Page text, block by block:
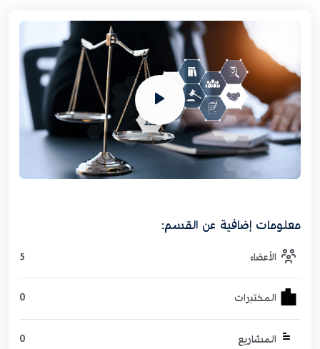
معلومات إضافية عن القسم:
الأعضاء 5
المختبرات 0
المشاريع 0